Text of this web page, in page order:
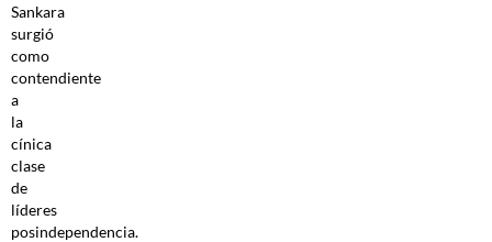
Sankara
surgió
como
contendiente
a
la
cínica
clase
de
líderes
posindependencia.